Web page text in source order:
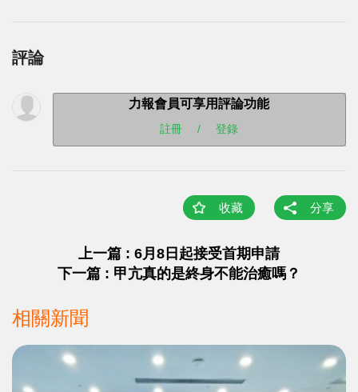
評論
力報會員可享用評論功能
註冊 / 登錄
收藏 分享
上一篇 : 6月8日起接受首期申請
下一篇 : 甲亢真的是終身不能治癒嗎？
相關新聞